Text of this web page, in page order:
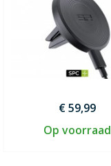
€ 59,99
Op voorraad